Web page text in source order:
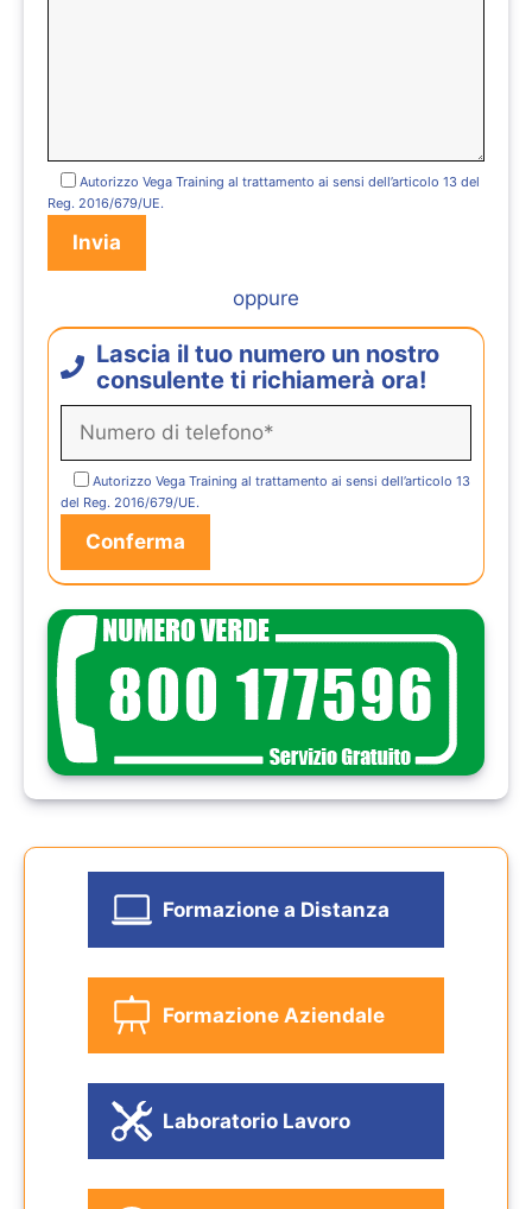
Autorizzo Vega Training al trattamento ai sensi dell’articolo 13 del
Reg. 2016/679/UE.
oppure
Lascia il tuo numero un nostro
consulente ti richiamerà ora!
Autorizzo Vega Training al trattamento ai sensi dell’articolo 13
del Reg. 2016/679/UE.
Formazione a Distanza
Formazione Aziendale
Laboratorio Lavoro